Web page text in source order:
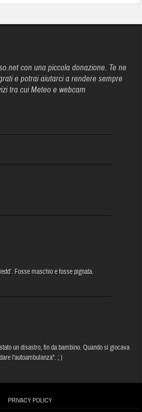
con una piccola donazione. Te ne
e potrai aiutarci a rendere sempre
tra cui Meteo e webcam
Fosse maschio e fosse pignata.
un disastro, fin da bambino. Quando si giocava
l'autoambulanza". ; )
PRIVACY POLICY